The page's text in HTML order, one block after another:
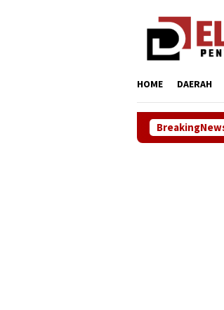
HOME DAERAH
NHRI–KADIN Karawang Gelar Sertifikasi